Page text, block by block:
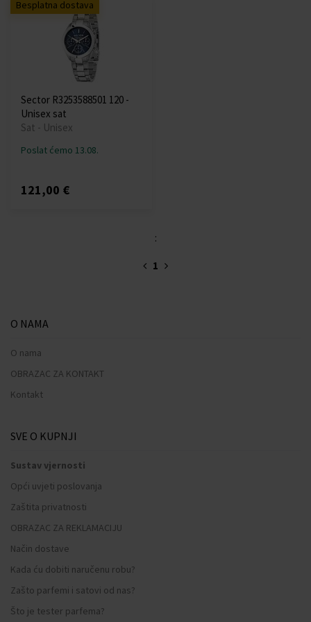
Besplatna dostava
Sector R3253588501 120 -
Unisex sat
Sat - Unisex
Poslat ćemo 13.08.
121,00 €
:
1
O NAMA
O nama
OBRAZAC ZA KONTAKT
Kontakt
SVE O KUPNJI
Sustav vjernosti
Opći uvjeti poslovanja
Zaštita privatnosti
OBRAZAC ZA REKLAMACIJU
Način dostave
Kada ću dobiti naručenu robu?
Zašto parfemi i satovi od nas?
Što je tester parfema?